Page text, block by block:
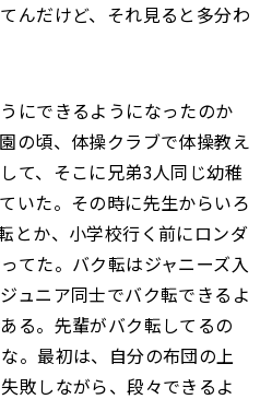
んだけど、それ見ると多分わ
にできるようになったのか
の頃、体操クラブで体操教え
て、そこに兄弟3人同じ幼稚
いた。その時に先生からいろ
とか、小学校行く前にロンダ
てた。バク転はジャニーズ入
ュニア同士でバク転できるよ
る。先輩がバク転してるの
。最初は、自分の布団の上
敗しながら、段々できるよ